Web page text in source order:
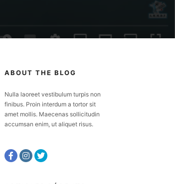
ABOUT THE BLOG
Nulla laoreet vestibulum turpis non
finibus. Proin interdum a tortor sit
amet mollis. Maecenas sollicitudin
accumsan enim, ut aliquet risus.